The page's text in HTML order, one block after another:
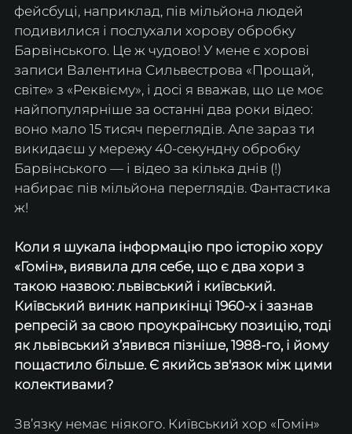
фейсбуці, наприклад, пів мільйона людей
подивилися і послухали хорову обробку
Барвінського. Це ж чудово! У мене є хорові
записи Валентина Сильвестрова «Прощай,
світе» з «Реквієму», і досі я вважав, що це моє
найпопулярніше за останні два роки відео:
воно мало 15 тисяч переглядів. Але зараз ти
викидаєш у мережу 40-секундну обробку
Барвінського — і відео за кілька днів (!)
набирає пів мільйона переглядів. Фантастика
ж!
Коли я шукала інформацію про історію хору
«Гомін», виявила для себе, що є два хори з
такою назвою: львівський і київський.
Київський виник наприкінці 1960-х і зазнав
репресій за свою проукраїнську позицію, тоді
як львівський з’явився пізніше, 1988-го, і йому
пощастило більше. Є якийсь зв'язок між цими
колективами?
Зв’язку немає ніякого. Київський хор «Гомін»